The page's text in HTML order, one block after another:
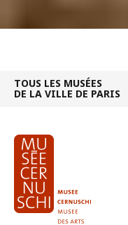
TOUS LES MUSÉES
DE LA VILLE DE PARIS